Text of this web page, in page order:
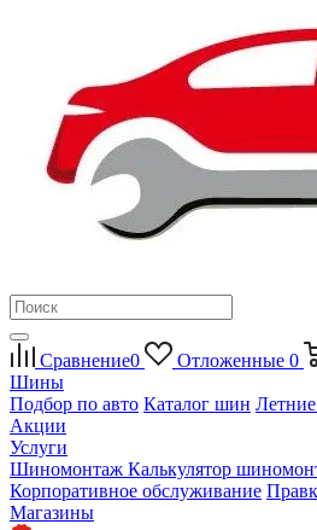
Сравнение0 Отложенные 0
Шины
Подбор по авто Каталог шин
Акции
Услуги
Шиномонтаж Калькулятор
Корпоративное обслуживание
Магазины